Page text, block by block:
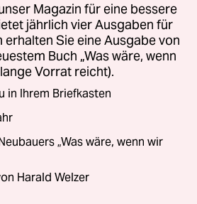
Magazin für eine bessere
jährlich vier Ausgaben für
erhalten Sie eine Ausgabe von
Buch „Was wäre, wenn
Vorrat reicht).
in Ihrem Briefkasten
„Was wäre, wenn wir
Harald Welzer